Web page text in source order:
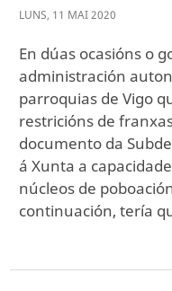
LUNS, 11 MAI2020
En dúas ocasións o
administración
parroquias de Vigo
restricións de
documento da
á Xunta a
núcleos de
continuación, tería